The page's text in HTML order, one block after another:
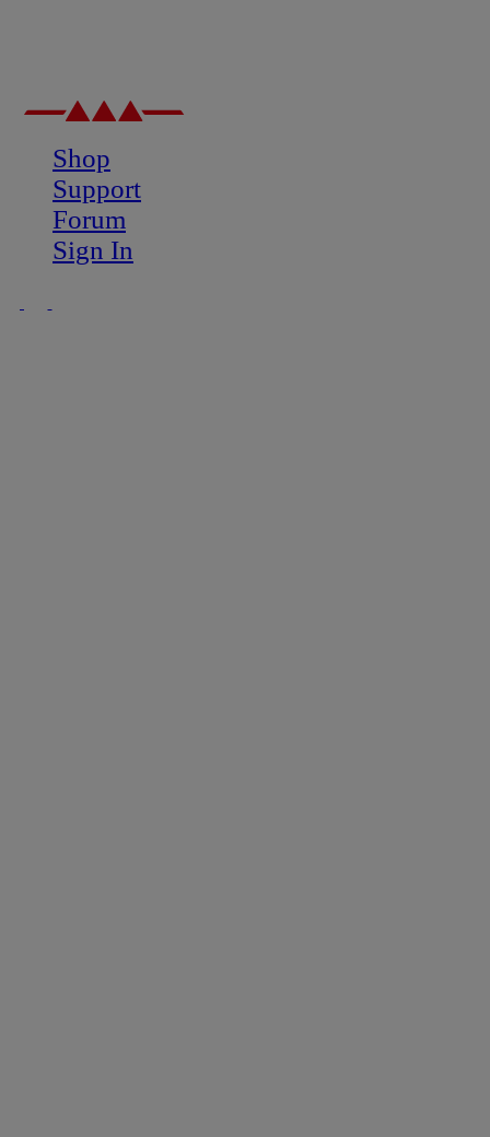
Shop
Support
Forum
Sign In